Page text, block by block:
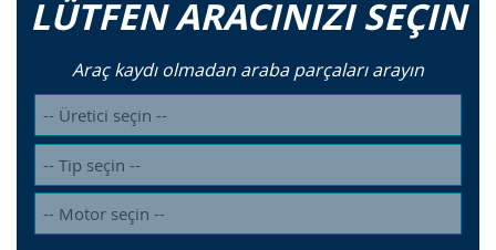
LÜTFEN ARACINIZI SEÇIN
Araç kaydı olmadan araba parçaları arayın